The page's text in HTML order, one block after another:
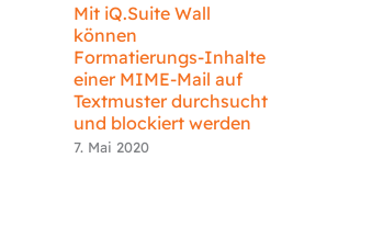
Mit iQ.Suite Wall
können
Formatierungs-Inhalte
einer MIME-Mail auf
Textmuster durchsucht
und blockiert werden
7. Mai 2020